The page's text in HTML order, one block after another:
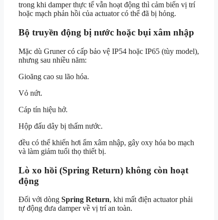
trong khi damper thực tế vẫn hoạt động thì cảm biến vị trí
hoặc mạch phản hồi của actuator có thể đã bị hỏng.
Bộ truyền động bị nước hoặc bụi xâm nhập
Mặc dù Gruner có cấp bảo vệ IP54 hoặc IP65 (tùy model),
nhưng sau nhiều năm:
Gioăng cao su lão hóa.
Vỏ nứt.
Cáp tín hiệu hở.
Hộp đấu dây bị thấm nước.
đều có thể khiến hơi ẩm xâm nhập, gây oxy hóa bo mạch
và làm giảm tuổi thọ thiết bị.
Lò xo hồi (Spring Return) không còn hoạt
động
Đối với dòng Spring Return, khi mất điện actuator phải
tự động đưa damper về vị trí an toàn.